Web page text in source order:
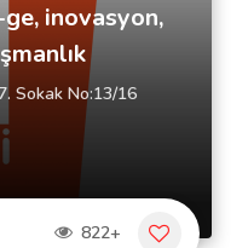
inovasyon,
Sokak No:13/16
822+